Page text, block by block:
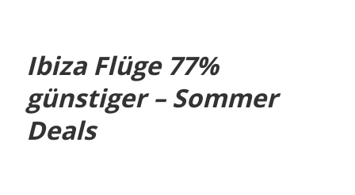
Ibiza Flüge 77%
günstiger – Sommer
Deals